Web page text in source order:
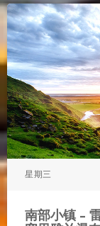
星期三
南部小镇 -